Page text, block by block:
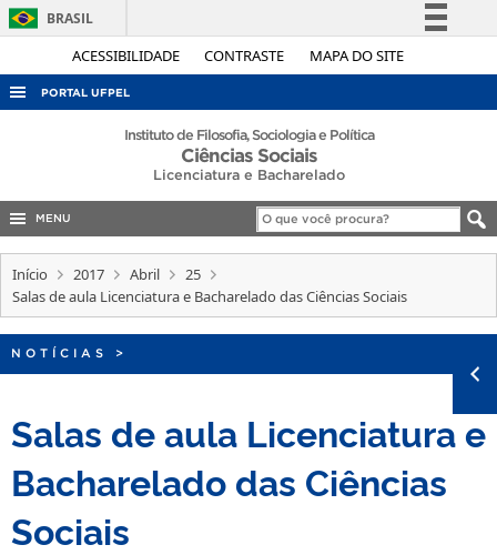
ACESSIBILIDADE CONTRASTE MAPA DO SITE
BRASIL
Simplifique!
Acesso à informação
Canais
PORTAL UFPEL
ACESSO À INFORMAÇÃO
EDITAIS
INTERNACIONAL
OUVIDORIA
TELEFONES
Instituto de Filosofia, Sociologia e Política
Ciências Sociais
Licenciatura e Bacharelado
MENU
Início 2017 Abril
25
Salas de aula Licenciatura e Bacharelado das Ciências Sociais
NOTÍCIAS >
Salas de aula Licenciatura e
Bacharelado das Ciências
Sociais